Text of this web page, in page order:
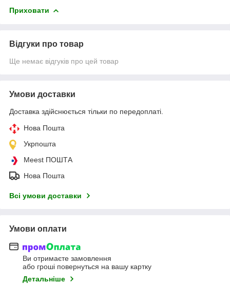
Приховати
Відгуки про товар
Ще немає відгуків про цей товар
Умови доставки
Доставка здійснюється тільки по передоплаті.
Нова Пошта
Укрпошта
Meest ПОШТА
Нова Пошта
Всі умови доставки
Умови оплати
Ви отримаєте замовлення
або гроші повернуться на вашу картку
Детальніше